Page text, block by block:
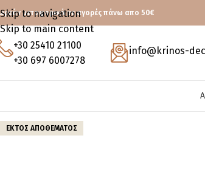
Skip to navigation
Skip to main content
μεταφορικά με αγορές πάνω απο 50€
+30 25410 21100
+30 697 6007278
info@krinos-
ΕΚΤΌΣ ΑΠΟΘΈΜΑΤΟΣ